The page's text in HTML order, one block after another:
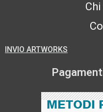
INVIO ARTWORKS